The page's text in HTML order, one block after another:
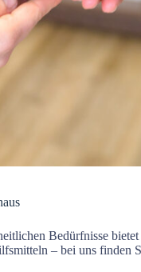
Bedürfnisse
– bei uns finden